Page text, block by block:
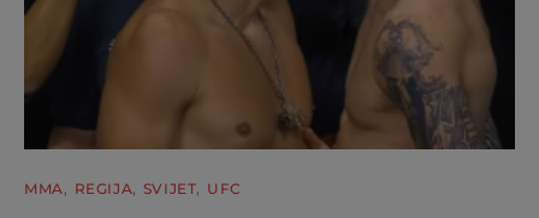
MMA REGIJA SVIJET UFC